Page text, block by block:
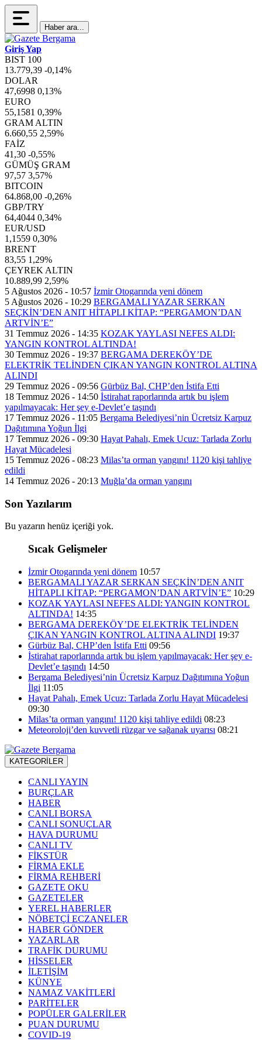
Haber ara...
Giriş Yap
BIST 100
13.779,39 -0,14%
DOLAR
47,6998 0,13%
EURO
55,1581 0,39%
GRAM ALTIN
6.660,55 2,59%
FAİZ
41,30 -0,55%
GÜMÜŞ GRAM
97,57 3,57%
BITCOIN
64.868,00 -0,26%
GBP/TRY
64,4044 0,34%
EUR/USD
1,1559 0,30%
BRENT
83,55 1,29%
ÇEYREK ALTIN
10.889,99 2,59%
5 Ağustos 2026 - 10:57 İzmir Otogarında yeni dönem
5 Ağustos 2026 - 10:29 BERGAMALI YAZAR SERKAN
SEÇKİN’DEN ANIT HİTAPLI KİTAP: “PERGAMON’DAN
ARTVİN’E”
31 Temmuz 2026 - 14:35 KOZAK YAYLASI NEFES ALDI:
YANGIN KONTROL ALTINDA!
30 Temmuz 2026 - 19:37 BERGAMA DEREKÖY’DE
ELEKTRİK TELİNDEN ÇIKAN YANGIN KONTROL ALTINA
ALINDI
29 Temmuz 2026 - 09:56 Gürbüz Bal, CHP’den İstifa Etti
18 Temmuz 2026 - 14:50 İstirahat raporlarında artık bu işlem
yapılmayacak: Her şey e-Devlet’e taşındı
17 Temmuz 2026 - 11:05 Bergama Belediyesi’nin Ücretsiz Karpuz
Dağıtımına Yoğun İlgi
17 Temmuz 2026 - 09:30 Hayat Pahalı, Emek Ucuz: Tarlada Zorlu
Hayat Mücadelesi
15 Temmuz 2026 - 08:23 Milas’ta orman yangını! 1120 kişi tahliye
edildi
14 Temmuz 2026 - 20:13 Muğla’da orman yangını
Son Yazılarım
Bu yazarın henüz içeriği yok.
Sıcak Gelişmeler
İzmir Otogarında yeni dönem 10:57
BERGAMALI YAZAR SERKAN SEÇKİN’DEN ANIT
HİTAPLI KİTAP: “PERGAMON’DAN ARTVİN’E” 10:29
KOZAK YAYLASI NEFES ALDI: YANGIN KONTROL
ALTINDA! 14:35
BERGAMA DEREKÖY’DE ELEKTRİK TELİNDEN
ÇIKAN YANGIN KONTROL ALTINA ALINDI 19:37
Gürbüz Bal, CHP’den İstifa Etti 09:56
İstirahat raporlarında artık bu işlem yapılmayacak: Her şey e-
Devlet’e taşındı 14:50
Bergama Belediyesi’nin Ücretsiz Karpuz Dağıtımına Yoğun
İlgi 11:05
Hayat Pahalı, Emek Ucuz: Tarlada Zorlu Hayat Mücadelesi
09:30
Milas’ta orman yangını! 1120 kişi tahliye edildi 08:23
Meteoroloji’den kuvvetli rüzgar ve sağanak uyarısı 08:21
KATEGORİLER
CANLI YAYIN
BURÇLAR
HABER
CANLI BORSA
CANLI SONUÇLAR
HAVA DURUMU
CANLI TV
FİKSTÜR
FİRMA EKLE
FİRMA REHBERİ
GAZETE OKU
GAZETELER
YEREL HABERLER
NÖBETÇİ ECZANELER
HABER GÖNDER
YAZARLAR
TRAFİK DURUMU
HİSSELER
İLETİŞİM
KÜNYE
NAMAZ VAKİTLERİ
PARİTELER
POPÜLER GALERİLER
PUAN DURUMU
COVID-19